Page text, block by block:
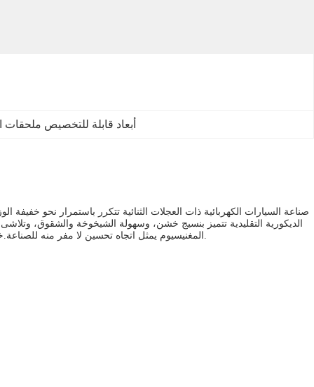
أبعاد قابلة للتخصيص
صناعة السيارات الكهربائية ذات العجلات الثنائية تتكرر باستمرار نحو خفيفة
الديكورية التقليدية تتميز بنسيج خشن، وسهولة الشيخوخة والشقوق، وتلاشى
المغنيسيوم يمثل اتجاه تحسين لا مفر منه للصناعة.خفض استهلاك الطاقة، وتحسين نطاق الطيران، وممارسات التصنيع الأخضر، وتحسين بشكل كبير نسيج السيارة التفصيلية وسلامة الاستخدام على المدى الطويل.